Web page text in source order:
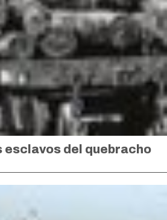
esclavos del quebracho